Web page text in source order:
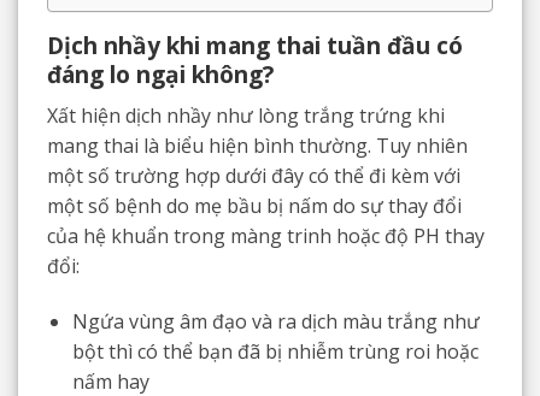
Dịch nhầy khi mang thai tuần đầu có
đáng lo ngại không?
Xất hiện dịch nhầy như lòng trắng trứng khi
mang thai là biểu hiện bình thường. Tuy nhiên
một số trường hợp dưới đây có thể đi kèm với
một số bệnh do mẹ bầu bị nấm do sự thay đổi
của hệ khuẩn trong màng trinh hoặc độ PH thay
đổi:
Ngứa vùng âm đạo và ra dịch màu trắng như
bột thì có thể bạn đã bị nhiễm trùng roi hoặc
nấm hay